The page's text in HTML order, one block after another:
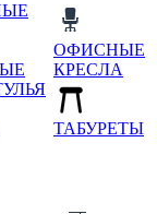
ОФИСНЫЕ
КРЕСЛА
ТАБУРЕТЫ